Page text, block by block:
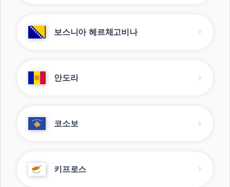
보스니아 헤르체고비나
안도라
코소보
키프로스